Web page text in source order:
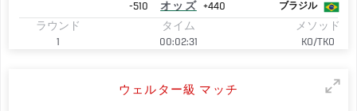
-510 オッズ +440 ブラジル
ラウンド
1
タイム
00:02:31
メソッド
KO/TKO
ウェルター級 マッチ